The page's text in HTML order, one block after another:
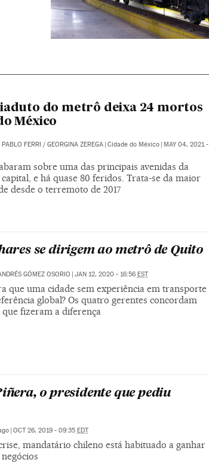
do metrô deixa 24 mortos
México
PABLO FERRI / GEORGINA ZEREGA | Cidade do México | MAY 04, 2021 -
sobre uma das principais avenidas da
e há quase 80 feridos. Trata-se da maior
desde o terremoto de 2017
se dirigem ao metrô de Quito
GÓMEZ OSORIO JAN 12, 2020 - 16:56 EST
que uma cidade sem experiência em transporte
global? Os quatro gerentes concordam
fizeram a diferença
o presidente que pediu
OCT 26, 2019 - 09:35 EDT
mandatário chileno está habituado a ganhar